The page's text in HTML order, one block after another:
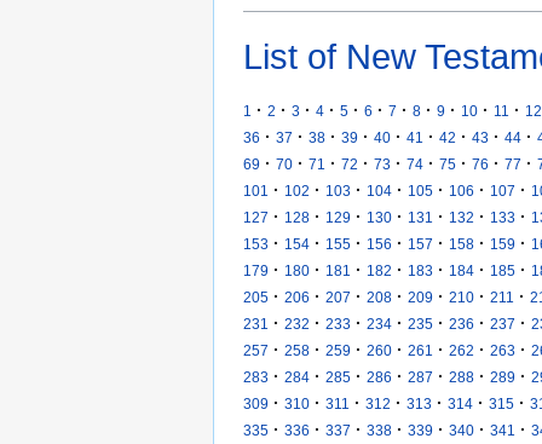
List of New
1 · 2 · 3 · 4 · 5 · 6 · 7 · 8 · 9 · 10 · 11 · 12
36 · 37 · 38 · 39 · 40 · 41 · 42 · 43 · 44 ·
69 · 70 · 71 · 72 · 73 · 74 · 75 · 76 · 77 ·
101
· 102 · 103 · 104 · 105 · 106 · 107 ·
127 · 128 · 129 · 130 · 131 · 132 · 133 ·
153 · 154 · 155 · 156 · 157 · 158 · 159 ·
179 · 180 · 181 · 182 · 183 · 184 · 185 ·
205 · 206 · 207 · 208 · 209 · 210 · 211 ·
231
· 232 · 233 · 234 · 235 · 236 · 237 ·
257 · 258 · 259 · 260 · 261 · 262 · 263 ·
283 · 284 · 285 · 286 · 287 · 288 · 289 ·
309 · 310 · 311 · 312 · 313 · 314 · 315 ·
335 · 336 · 337 · 338 · 339 · 340 · 341 ·